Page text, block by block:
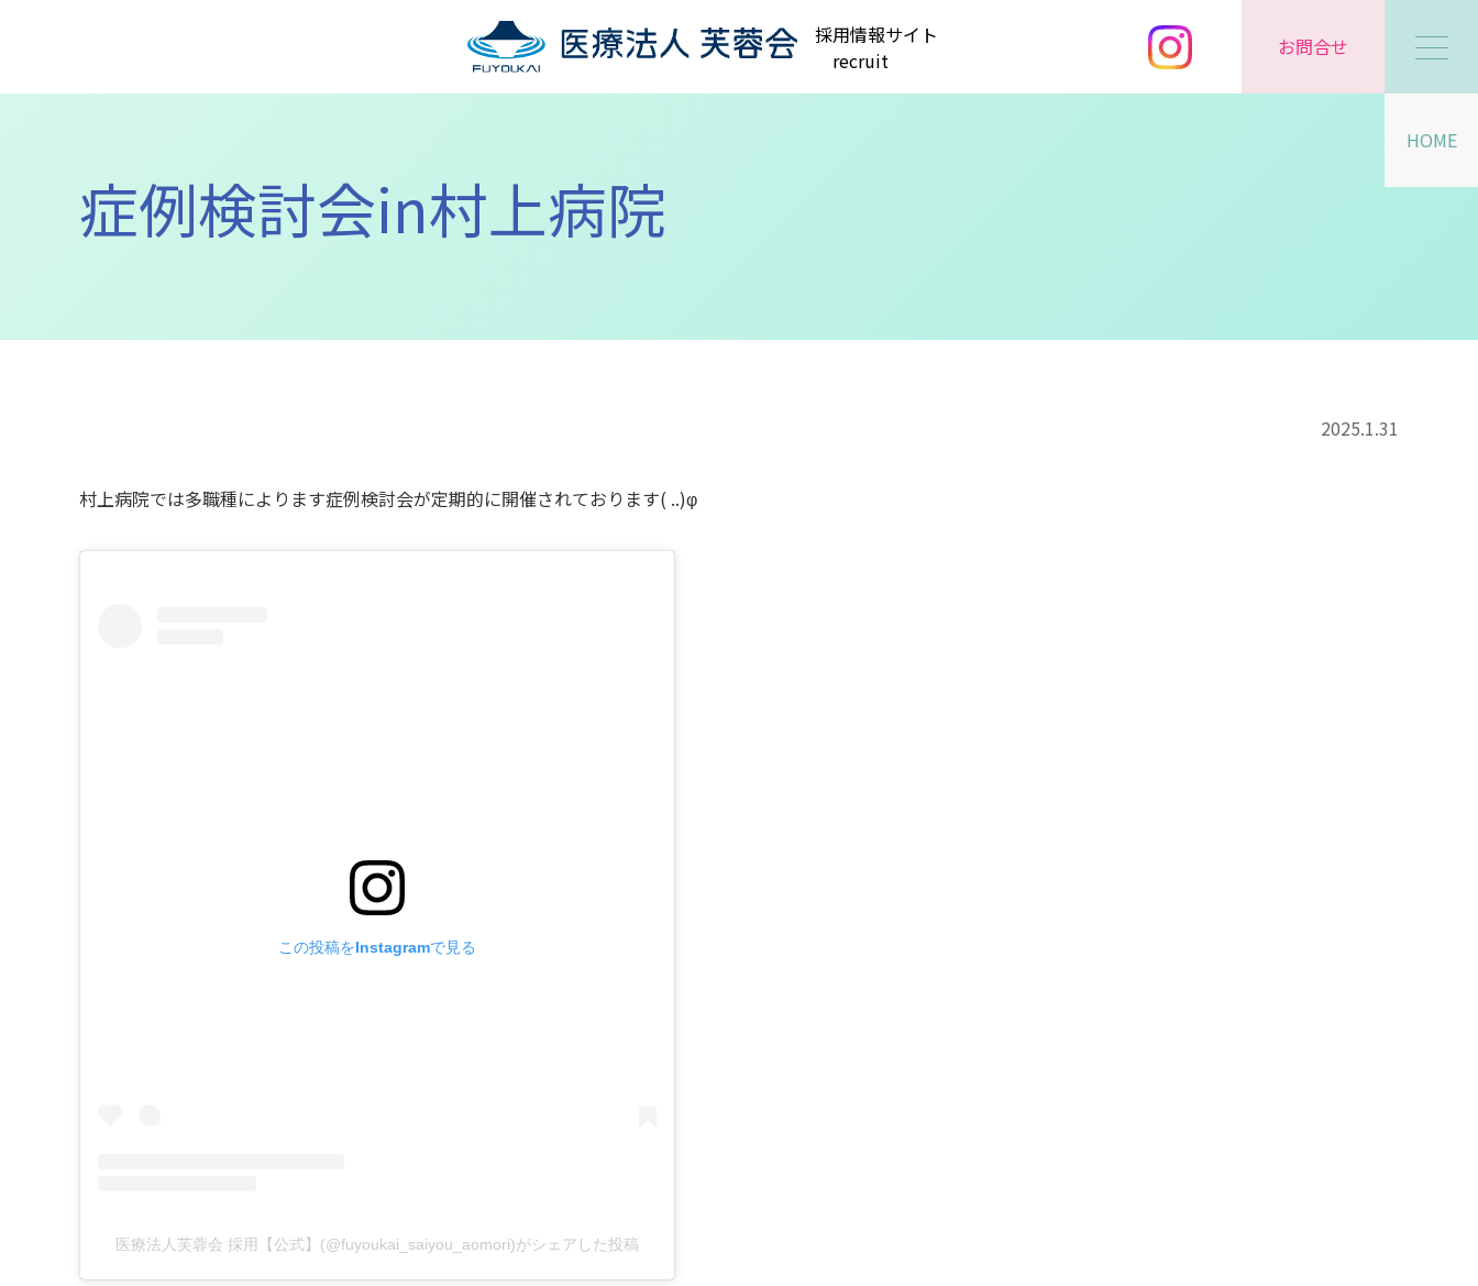
採用情報サイト
recruit
お問合せ
HOME
症例検討会in村上病院
2025.1.31
村上病院では多職種によります症例検討会が定期的に開催されております( ..)φ
この投稿をInstagramで見る
医療法人芙蓉会 採用【公式】(@fuyoukai_saiyou_aomori)がシェアした投稿